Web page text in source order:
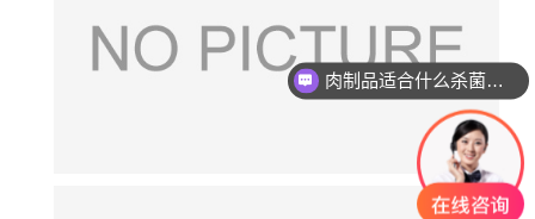
肉制品适合什么杀菌方式?
玻璃瓶燕窝适合什么杀菌方式?